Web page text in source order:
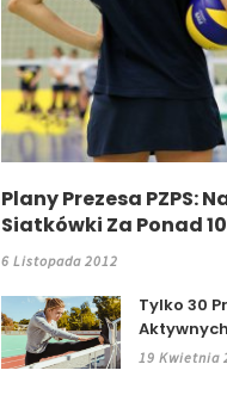
Plany Prezesa PZPS:
Siatkówki Za Ponad
6 Listopada 2012
Tylko 30
19 Kwietnia